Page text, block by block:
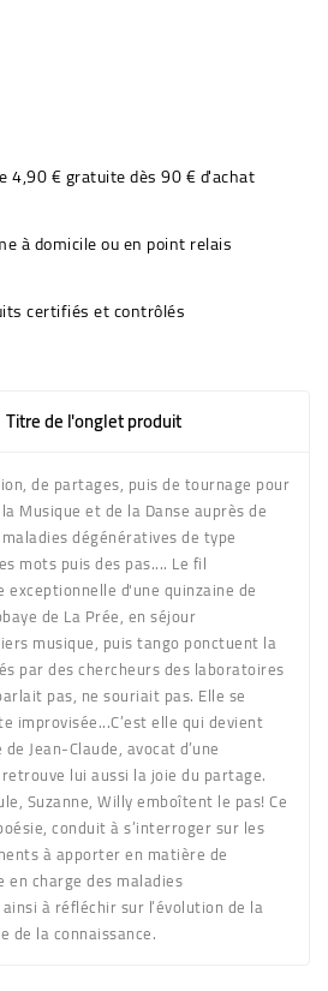
4,90 € gratuite dès 90 € d'achat
à domicile ou en point relais
certifiés et contrôlés
Titre de l'onglet produit
de partages, puis de tournage pour
Musique et de la Danse auprès de
dégénératives de type
mots puis des pas.... Le fil
d'une quinzaine de
de La Prée, en séjour
musique, puis tango ponctuent la
par des chercheurs des laboratoires
pas, ne souriait pas. Elle se
improvisée...C’est elle qui devient
Jean-Claude, avocat d’une
lui aussi la joie du partage.
Suzanne, Willy emboîtent le pas! Ce
conduit à s’interroger sur les
à apporter en matière de
charge des maladies
à réfléchir sur l’évolution de la
de la connaissance.